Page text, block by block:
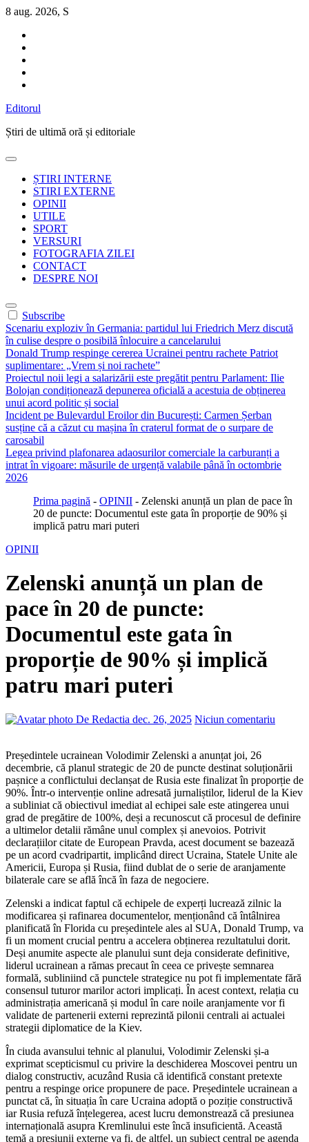
Sari
conținut
8 aug. 2026, S
Editorul
Știri de ultimă oră și editoriale
ȘTIRI INTERNE
STIRI EXTERNE
OPINII
UTILE
SPORT
VERSURI
FOTOGRAFIA ZILEI
CONTACT
DESPRE NOI
Subscribe
Scenariu exploziv în Germania: partidul lui Friedrich Merz discută
în culise despre o posibilă înlocuire a cancelarului
Donald Trump respinge cererea Ucrainei pentru rachete Patriot
suplimentare: „Vrem și noi rachete”
Proiectul noii legi a salarizării este pregătit pentru Parlament: Ilie
Bolojan condiționează depunerea oficială a acestuia de obținerea
unui acord politic și social
Incident pe Bulevardul Eroilor din București: Carmen Șerban
susține că a căzut cu mașina în craterul format de o surpare de
carosabil
Legea privind plafonarea adaosurilor comerciale la carburanți a
intrat în vigoare: măsurile de urgență valabile până în octombrie
2026
Prima pagină - OPINII - Zelenski anunță un plan de pace în
20 de puncte: Documentul este gata în proporție de 90% și
implică patru mari puteri
OPINII
Zelenski anunță un plan de
pace în 20 de puncte:
Documentul este gata în
proporție de 90% și implică
patru mari puteri
De Redactia dec. 26, 2025 Niciun comentariu
Președintele ucrainean Volodimir Zelenski a anunțat joi, 26
decembrie, că planul strategic de 20 de puncte destinat soluționării
pașnice a conflictului declanșat de Rusia este finalizat în proporție de
90%. Într-o intervenție online adresată jurnaliștilor, liderul de la Kiev
a subliniat că obiectivul imediat al echipei sale este atingerea unui
grad de pregătire de 100%, deși a recunoscut că procesul de definire
a ultimelor detalii rămâne unul complex și anevoios. Potrivit
declarațiilor citate de European Pravda, acest document se bazează
pe un acord cvadripartit, implicând direct Ucraina, Statele Unite ale
Americii, Europa și Rusia, fiind dublat de o serie de aranjamente
bilaterale care se află încă în faza de negociere.
Zelenski a indicat faptul că echipele de experți lucrează zilnic la
modificarea și rafinarea documentelor, menționând că întâlnirea
planificată în Florida cu președintele ales al SUA, Donald Trump, va
fi un moment crucial pentru a accelera obținerea rezultatului dorit.
Deși anumite aspecte ale planului sunt deja considerate definitive,
liderul ucrainean a rămas precaut în ceea ce privește semnarea
formală, subliniind că punctele strategice nu pot fi implementate fără
consensul tuturor marilor actori implicați. În acest context, relația cu
administrația americană și modul în care noile aranjamente vor fi
validate de partenerii externi reprezintă pilonii centrali ai actualei
strategii diplomatice de la Kiev.
În ciuda avansului tehnic al planului, Volodimir Zelenski și-a
exprimat scepticismul cu privire la deschiderea Moscovei pentru un
dialog constructiv, acuzând Rusia că identifică constant pretexte
pentru a respinge orice propunere de pace. Președintele ucrainean a
punctat că, în situația în care Ucraina adoptă o poziție constructivă
iar Rusia refuză înțelegerea, acest lucru demonstrează că presiunea
internațională asupra Kremlinului este încă insuficientă. Această
temă a presiunii externe va fi, de altfel, un subiect central pe agenda